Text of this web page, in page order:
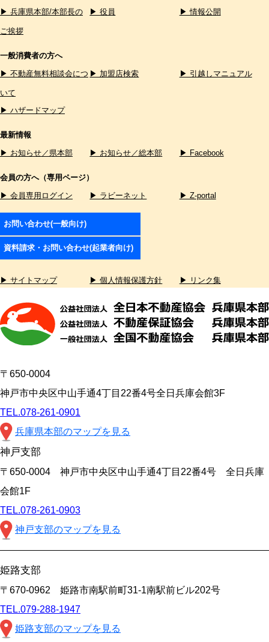
▶ 兵庫県本部/本部長の
ご挨拶
▶ 役員 ▶ 情報公開
一般消費者の方へ
▶ 不動産無料相談会につ
いて
▶ 加盟店検索 ▶ 引越しマニュアル
▶ ハザードマップ
最新情報
▶ お知らせ／県本部
▶ お知らせ／総本部 ▶ Facebook
会員の方へ（専用ページ）
▶ 会員専用ログイン
▶ ラビーネット ▶ Z-portal
お問い合わせ(一般向け)
資料請求・お問い合わせ(起業者向け)
▶ サイトマップ ▶ 個人情報保護方針 ▶ リンク集
〒650-0004
神戸市中央区中山手通4丁目22番4号全日兵庫会館3F
TEL.078-261-0901
兵庫県本部のマップを見る
神戸支部
〒650-0004 神戸市中央区中山手通4丁目22番4号 全日兵庫
会館1F
TEL.078-261-0903
神戸支部のマップを見る
姫路支部
〒670-0962 姫路市南駅前町31-1南駅前ビル202号
TEL.079-288-1947
姫路支部のマップを見る